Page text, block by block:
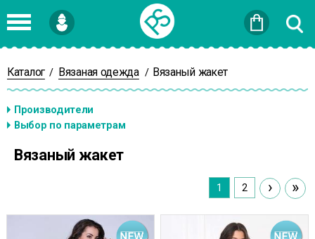
Войти
Каталог / Вязаная одежда / Вязаный жакет
Вязаный жакет
1 2 › »